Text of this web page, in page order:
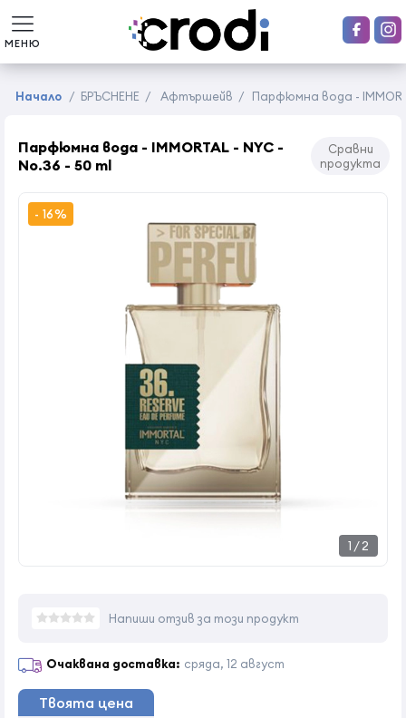
МЕНЮ
Начало / БРЪСНЕНЕ / Афтършейв / Парфюмна вода -
Парфюмна вода - IMMORTAL - NYC -
No.36 - 50 ml
Сравни
продукта
1 /2
- 16%
Напиши отзив за този продукт
Очаквана доставка: сряда, 12 август
Твоята цена